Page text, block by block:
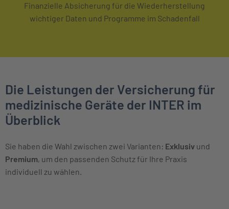
Finanzielle Absicherung für die Wiederherstellung
wichtiger Daten und Programme im Schadenfall
Die Leistungen der Versicherung für
medizinische Geräte der INTER im
Überblick
Sie haben die Wahl zwischen zwei Varianten: Exklusiv und
Premium, um den passenden Schutz für Ihre Praxis
individuell zu wählen.